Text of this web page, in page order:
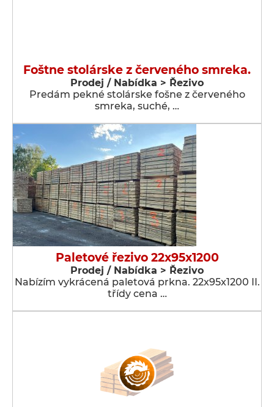
Foštne stolárske z červeného smreka.
Prodej / Nabídka > Řezivo
Predám pekné stolárske fošne z červeného
smreka, suché, …
Paletové řezivo 22x95x1200
Prodej / Nabídka > Řezivo
Nabízím vykrácená paletová prkna. 22x95x1200 II.
třídy cena …